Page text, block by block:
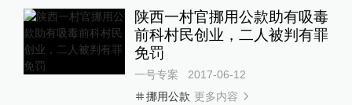
陕西一村官挪用公款助有吸毒
前科村民创业，二人被判有罪
免罚
一号专案
2017-06-12
挪用公款 更多内容